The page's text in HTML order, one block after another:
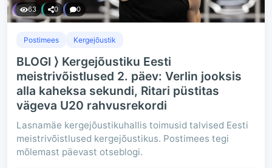
63 0 0
Postimees Kergejõustik
BLOGI ⟩ Kergejõustiku Eesti
meistrivõistlused 2. päev: Verlin jooksis
alla kaheksa sekundi, Ritari püstitas
vägeva U20 rahvusrekordi
Lasnamäe kergejõustikuhallis toimusid talvised Eesti
meistrivõistlused kergejõustikus. Postimees tegi
mõlemast päevast otseblogi.